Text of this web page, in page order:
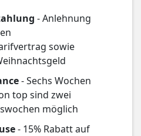
- Anlehnung
sowie
- Sechs Wochen
top sind zwei
möglich
- 15% Rabatt auf